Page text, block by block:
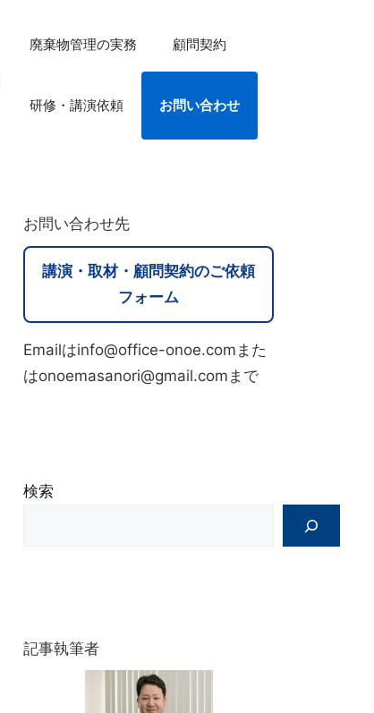
廃棄物管理の実務 顧問契約
研修・講演依頼 お問い合わせ
お問い合わせ先
講演・取材・顧問契約のご依頼
フォーム
Emailはinfo@office-onoe.comまた
はonoemasanori@gmail.comまで
検索
記事執筆者